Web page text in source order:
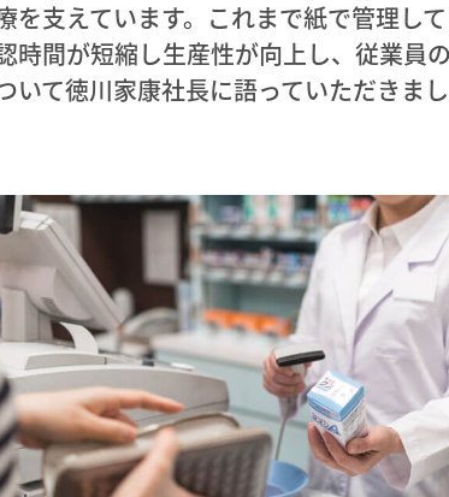
を支えています。これまで紙で管理し
時間が短縮し生産性が向上し、従業員
いて徳川家康社長に語っていただきまし